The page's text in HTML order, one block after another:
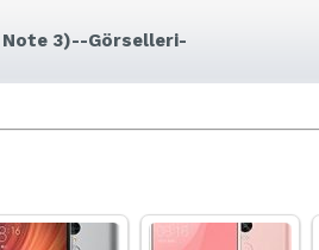
Note 3)--Görselleri-